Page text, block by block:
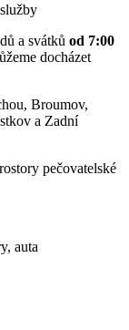
a svátkůod 7:00
docházet
Broumov,
a Zadní
pečovatelské
auta